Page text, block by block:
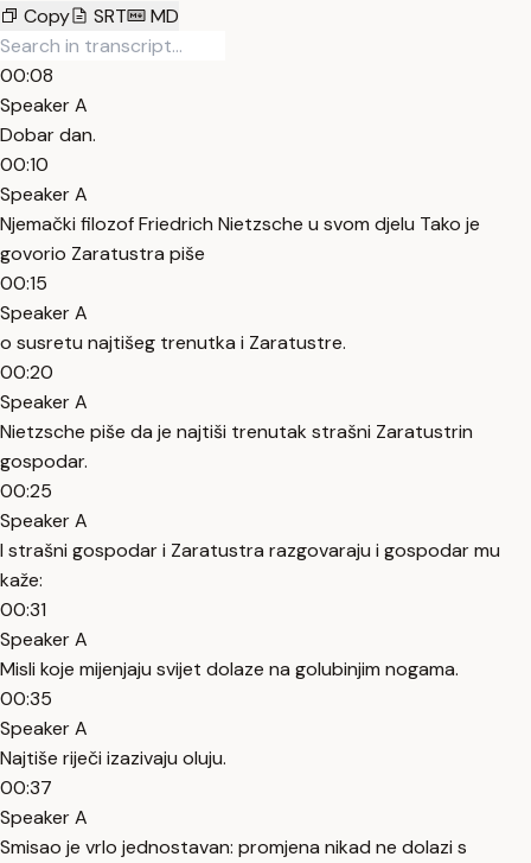
Copy
SRT MD
00:08
Speaker A
Dobar dan.
00:10
Speaker A
Njemački filozof Friedrich Nietzsche u svom djelu Tako je
govorio Zaratustra piše
00:15
Speaker A
o susretu najtišeg trenutka i Zaratustre.
00:20
Speaker A
Nietzsche piše da je najtiši trenutak strašni Zaratustrin
gospodar.
00:25
Speaker A
I strašni gospodar i Zaratustra razgovaraju i gospodar mu
kaže:
00:31
Speaker A
Misli koje mijenjaju svijet dolaze na golubinjim nogama.
00:35
Speaker A
Najtiše riječi izazivaju oluju.
00:37
Speaker A
Smisao je vrlo jednostavan: promjena nikad ne dolazi s